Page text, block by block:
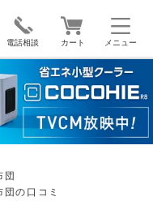
メニュー
電話相談 カート
ここひえ 枕
マイキュット
マイル
団
の口コミ